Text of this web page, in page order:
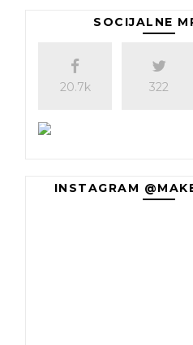
SOCIJALNE
20.7k 322
INSTAGRAM